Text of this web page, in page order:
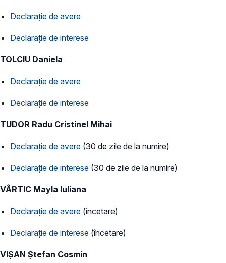
Declarație de avere
Declarație de interese
TOLCIU Daniela
Declarație de avere
Declarație de interese
TUDOR Radu Cristinel Mihai
Declarație de avere (30 de zile de la numire)
Declarație de interese (30 de zile de la numire)
VÂRTIC Mayla Iuliana
Declarație de avere (încetare)
Declarație de interese (încetare)
VIȘAN Ștefan Cosmin